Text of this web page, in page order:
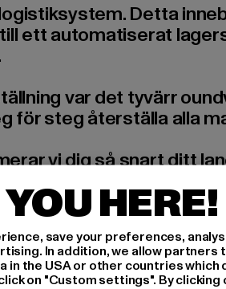
Detta
ett automatiserat
var det tyvärr
för steg återställa alla
vi dig så snart ditt
HERE!
save your preferences,
In addition, we allow partners
the USA or other countries which
on "Custom settings". By